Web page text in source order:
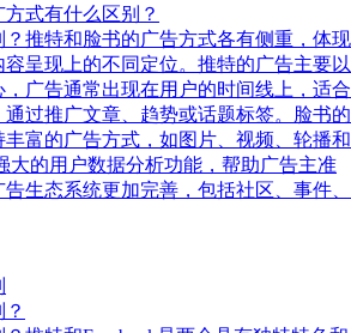
式有什么区别？
推特和脸书的广告方式各有侧重，体现
呈现上的不同定位。推特的广告主要以
广告通常出现在用户的时间线上，适合
过推广文章、趋势或话题标签。脸书的
富的广告方式，如图片、视频、轮播和
大的用户数据分析功能，帮助广告主准
生态系统更加完善，包括社区、事件、